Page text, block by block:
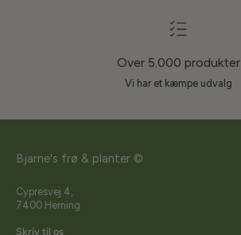
Over 5.000 produkter
Vi har et kæmpe udvalg
Bjarne's frø & planter ©
Cypresvej 4,
7400 Herning
Skriv til os